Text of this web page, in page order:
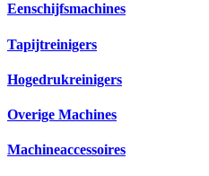
Eenschijfsmachines
Tapijtreinigers
Hogedrukreinigers
Overige Machines
Machineaccessoires